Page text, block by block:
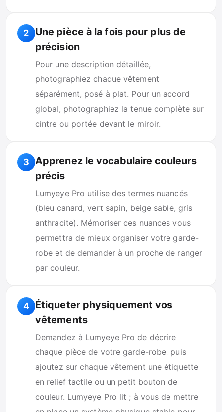
2
Une pièce à la fois pour plus de
précision
Pour une description détaillée,
photographiez chaque vêtement
séparément, posé à plat. Pour un accord
global, photographiez la tenue complète sur
cintre ou portée devant le miroir.
3
Apprenez le vocabulaire couleurs
précis
Lumyeye Pro utilise des termes nuancés
(bleu canard, vert sapin, beige sable, gris
anthracite). Mémoriser ces nuances vous
permettra de mieux organiser votre garde-
robe et de demander à un proche de ranger
par couleur.
4
Étiqueter physiquement vos
vêtements
Demandez à Lumyeye Pro de décrire
chaque pièce de votre garde-robe, puis
ajoutez sur chaque vêtement une étiquette
en relief tactile ou un petit bouton de
couleur. Lumyeye Pro lit ; à vous de mettre